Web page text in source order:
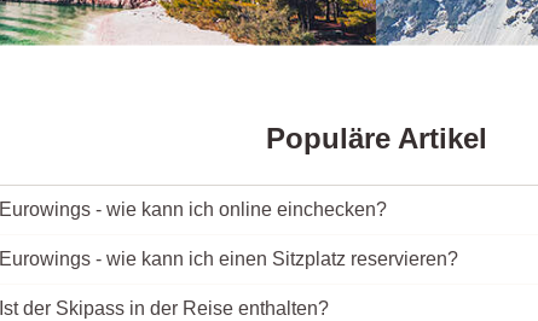
Populäre Artikel
Eurowings - wie kann ich online einchecken?
Eurowings - wie kann ich einen Sitzplatz reservieren?
Ist der Skipass in der Reise enthalten?